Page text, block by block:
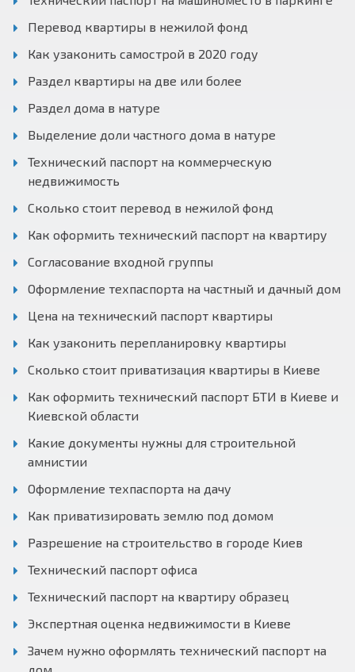
Перевод квартиры в нежилой фонд
Как узаконить самострой в 2020 году
Раздел квартиры на две или более
Раздел дома в натуре
Выделение доли частного дома в натуре
Технический паспорт на коммерческую
недвижимость
Сколько стоит перевод в нежилой фонд
Как оформить технический паспорт на квартиру
Согласование входной группы
Оформление техпаспорта на частный и дачный дом
Цена на технический паспорт квартиры
Как узаконить перепланировку квартиры
Сколько стоит приватизация квартиры в Киеве
Как оформить технический паспорт БТИ в Киеве и
Киевской области
Какие документы нужны для строительной
амнистии
Оформление техпаспорта на дачу
Как приватизировать землю под домом
Разрешение на строительство в городе Киев
Технический паспорт офиса
Технический паспорт на квартиру образец
Экспертная оценка недвижимости в Киеве
Зачем нужно оформлять технический паспорт на